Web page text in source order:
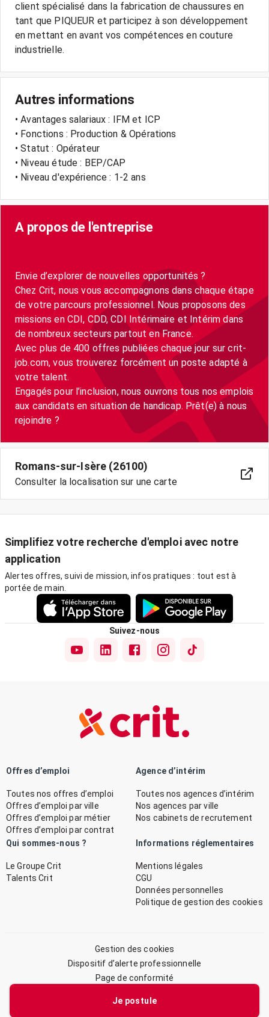
Je postule
client spécialisé dans la fabrication de chaussures en
tant que PIQUEUR et participez à son développement
en mettant en avant vos compétences en couture
Autres informations
• Avantages salariaux : IFM et ICP
• Fonctions : Production & Opérations
• Statut : Opérateur
• Niveau étude : BEP/CAP
• Niveau d'expérience : 1-2 ans
A propos de l'entreprise
Envie d’explorer de nouvelles opportunités ?
Chez Crit, nous vous accompagnons dans chaque étape
de votre parcours professionnel. Nous proposons des
missions en CDI, CDD, CDI Intérimaire et Intérim dans
de nombreux secteurs partout en France.
Avec plus de 400 offres publiées chaque jour sur crit-
job.com, vous trouverez forcément un poste adapté à
votre talent.
Engagés pour l’inclusion, nous ouvrons tous nos emplois
aux candidats en situation de handicap. Prêt(e) à nous
Romans-sur-Isère (26100)
Consulter la localisation sur une carte
Simplifiez votre recherche d'emploi avec notre
application
Alertes offres, suivi de mission, infos pratiques : tout est à
portée de main.
Suivez-nous
Offres d’emploi
Toutes nos offres d’emploi
Offres d’emploi par ville
Offres d’emploi par métier
Offres d’emploi par contrat
Agence d’intérim
Toutes nos agences d’intérim
Nos agences par ville
Nos cabinets de recrutement
Qui sommes-nous ?
Le Groupe Crit
Talents Crit
Informations réglementaires
Mentions légales
CGU
Données personnelles
Politique de gestion des cookies
Gestion des cookies
Dispositif d’alerte professionnelle
Page de conformité
© 2026 CRIT